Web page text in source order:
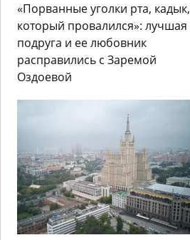
«Порванные уголки рта, кадык,
который провалился»: лучшая
подруга и ее любовник
расправились с Заремой
Оздоевой